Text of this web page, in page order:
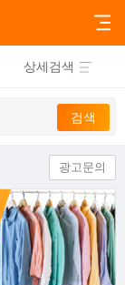
상세검색
광고문의